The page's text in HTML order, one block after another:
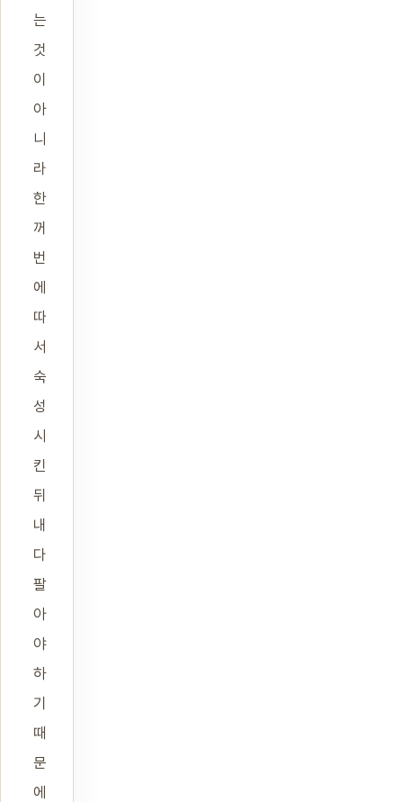
는
것
이
아
니
라
한
꺼
번
에
따
서
숙
성
시
킨
뒤
내
다
팔
아
야
하
기
때
문
에